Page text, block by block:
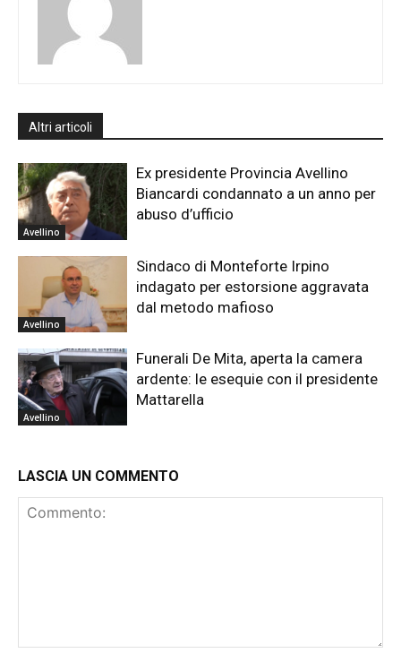
Altri articoli
Avellino
Ex presidente Provincia Avellino
Biancardi condannato a un anno per
abuso d’ufficio
Avellino
Sindaco di Monteforte Irpino
indagato per estorsione aggravata
dal metodo mafioso
Avellino
Funerali De Mita, aperta la camera
ardente: le esequie con il presidente
Mattarella
LASCIA UN COMMENTO